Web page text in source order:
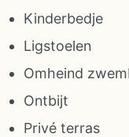
Kinderbedje
Ligstoelen
Omheind
Ontbijt
Privé terras